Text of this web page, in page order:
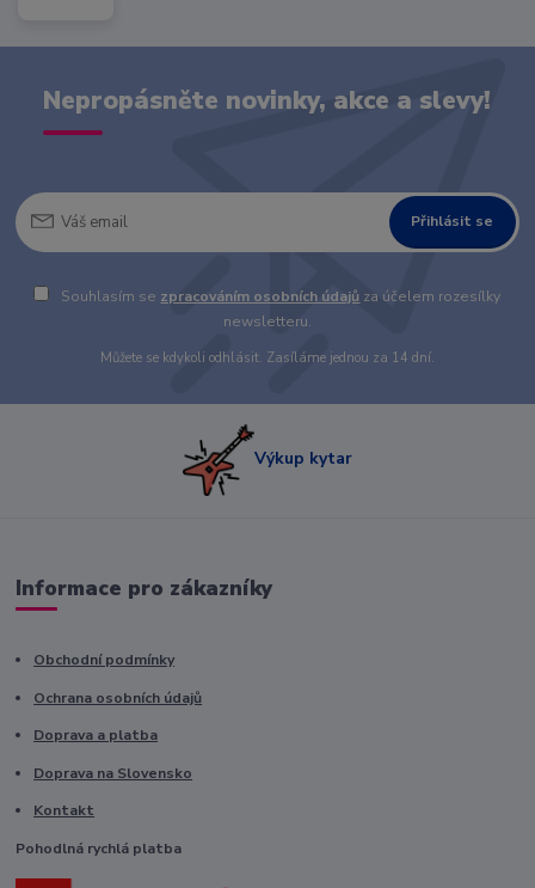
Nepropásněte novinky, akce a slevy!
Přihlásit se
Souhlasím se zpracováním osobních údajů za účelem rozesílky
newsletteru.
Můžete se kdykoli odhlásit. Zasíláme jednou za 14 dní.
Výkup kytar
Informace pro zákazníky
Obchodní podmínky
Ochrana osobních údajů
Doprava a platba
Doprava na Slovensko
Kontakt
Pohodlná rychlá platba